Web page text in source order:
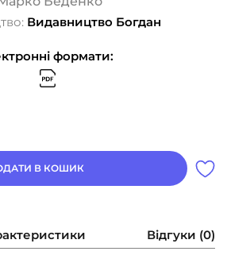
Видавництво Богдан
формати:
В КОШИК
Відгуки (0)